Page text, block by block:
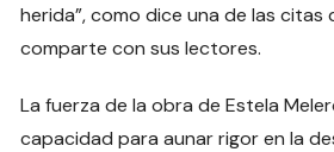
herida”, como dice una de las citas
comparte con sus lectores.
La fuerza de la obra de Estela
capacidad para aunar rigor en la